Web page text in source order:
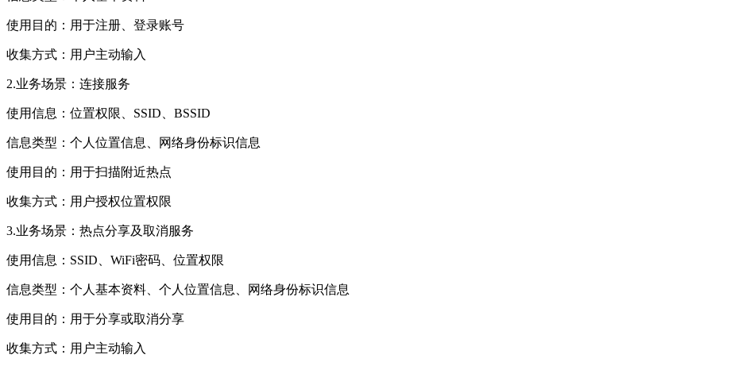
使用目的：用于注册、登录账号
收集方式：用户主动输入
2.业务场景：连接服务
使用信息：位置权限、SSID、BSSID
信息类型：个人位置信息、网络身份标识信息
使用目的：用于扫描附近热点
收集方式：用户授权位置权限
3.业务场景：热点分享及取消服务
使用信息：SSID、WiFi密码、位置权限
信息类型：个人基本资料、个人位置信息、网络身份标识信息
使用目的：用于分享或取消分享
收集方式：用户主动输入